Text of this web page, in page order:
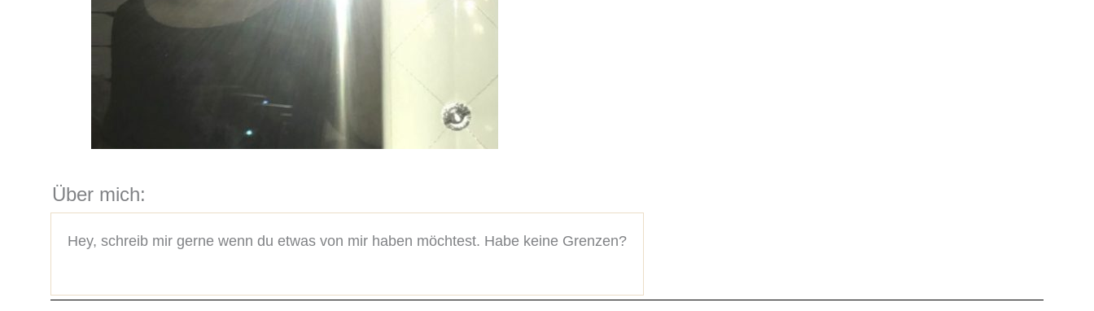
Über mich:
Hey, schreib mir gerne wenn du etwas von mir haben möchtest. Habe keine Grenzen?